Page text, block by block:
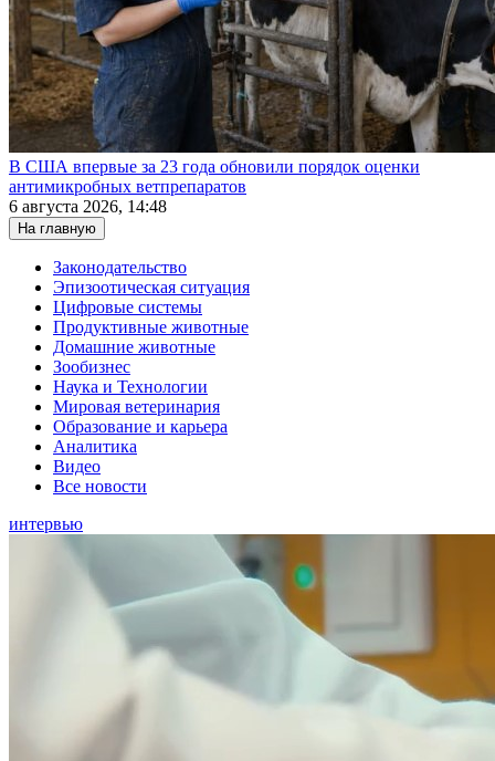
В США впервые за 23 года обновили порядок оценки
антимикробных ветпрепаратов
6 августа 2026, 14:48
На главную
Законодательство
Эпизоотическая ситуация
Цифровые системы
Продуктивные животные
Домашние животные
Зообизнес
Наука и Технологии
Мировая ветеринария
Образование и карьера
Аналитика
Видео
Все новости
интервью